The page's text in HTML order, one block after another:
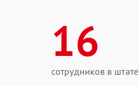
16
сотрудников в штате